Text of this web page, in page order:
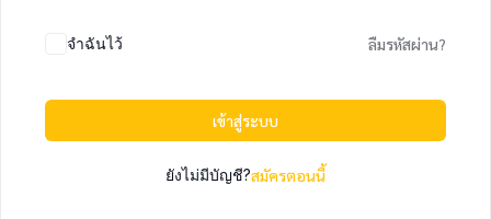
จำฉันไว้ ลืมรหัสผ่าน?
เข้าสู่ระบบ
ยังไม่มีบัญชี?สมัครตอนนี้